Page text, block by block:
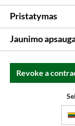
Pristatymas
Jaunimo
Revoke a